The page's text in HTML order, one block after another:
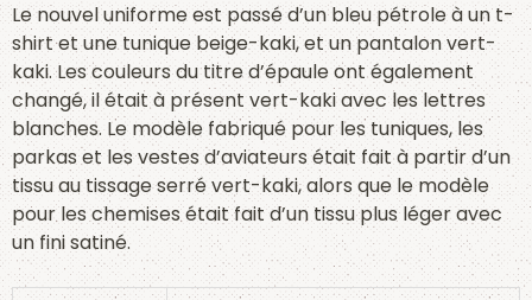
Le nouvel uniforme est passé d’un bleu pétrole à un t-
shirt et une tunique beige-kaki, et un pantalon vert-
kaki. Les couleurs du titre d’épaule ont également
changé, il était à présent vert-kaki avec les lettres
blanches. Le modèle fabriqué pour les tuniques, les
parkas et les vestes d’aviateurs était fait à partir d’un
tissu au tissage serré vert-kaki, alors que le modèle
pour les chemises était fait d’un tissu plus léger avec
un fini satiné.